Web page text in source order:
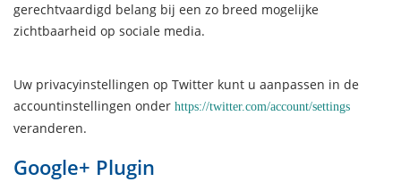
gerechtvaardigd belang bij een zo breed mogelijke
zichtbaarheid op sociale media.
Uw privacyinstellingen op Twitter kunt u aanpassen in de
accountinstellingen onder https://twitter.com/account/settings
veranderen.
Google+ Plugin